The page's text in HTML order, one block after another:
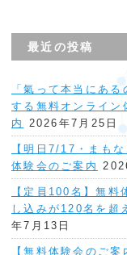
最近の投稿
「氣って本当にあ
する無料オンライン
内
2026年7月25日
【明日7/17・まも
体験会のご案内
【定員100名】無料
し込みが120名を超
年7月13日
【無料体験会のご案